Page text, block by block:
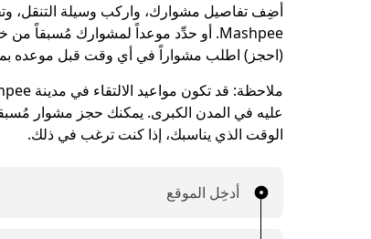
أضِف تفاصيل مشوارك، واركب وسيلة التنقل،
(احجز) اطلب مشواراً في أي وقت قبل موعده بمدة
ملاحظة:
عليه في المدن الكبرى. يمكنك حجز مشوار مُسبقاً
الوقت الذي يناسبك، إذا كنت ترغب في ذلك.
أدخِل الموقع